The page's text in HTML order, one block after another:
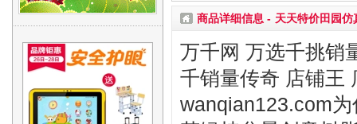
商品详细信息 - 天天特价田园
万千网 万选千挑销
千销量传奇 店铺王
wanqian123.com